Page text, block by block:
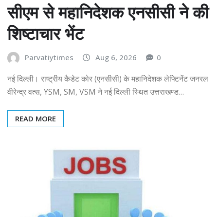
सीएम से महानिदेशक एनसीसी ने की
शिष्टाचार भेंट
Parvatiytimes Aug 6, 2026 0
नई दिल्ली। राष्ट्रीय कैडेट कोर (एनसीसी) के महानिदेशक लेफ्टिनेंट जनरल
वीरेन्द्र वत्स, YSM, SM, VSM ने नई दिल्ली स्थित उत्तराखण्ड…
READ MORE